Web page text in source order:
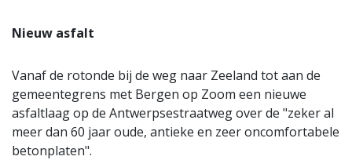
Nieuw asfalt
Vanaf de rotonde bij de weg naar Zeeland tot aan de
gemeentegrens met Bergen op Zoom een nieuwe
asfaltlaag op de Antwerpsestraatweg over de "zeker al
meer dan 60 jaar oude, antieke en zeer oncomfortabele
betonplaten".